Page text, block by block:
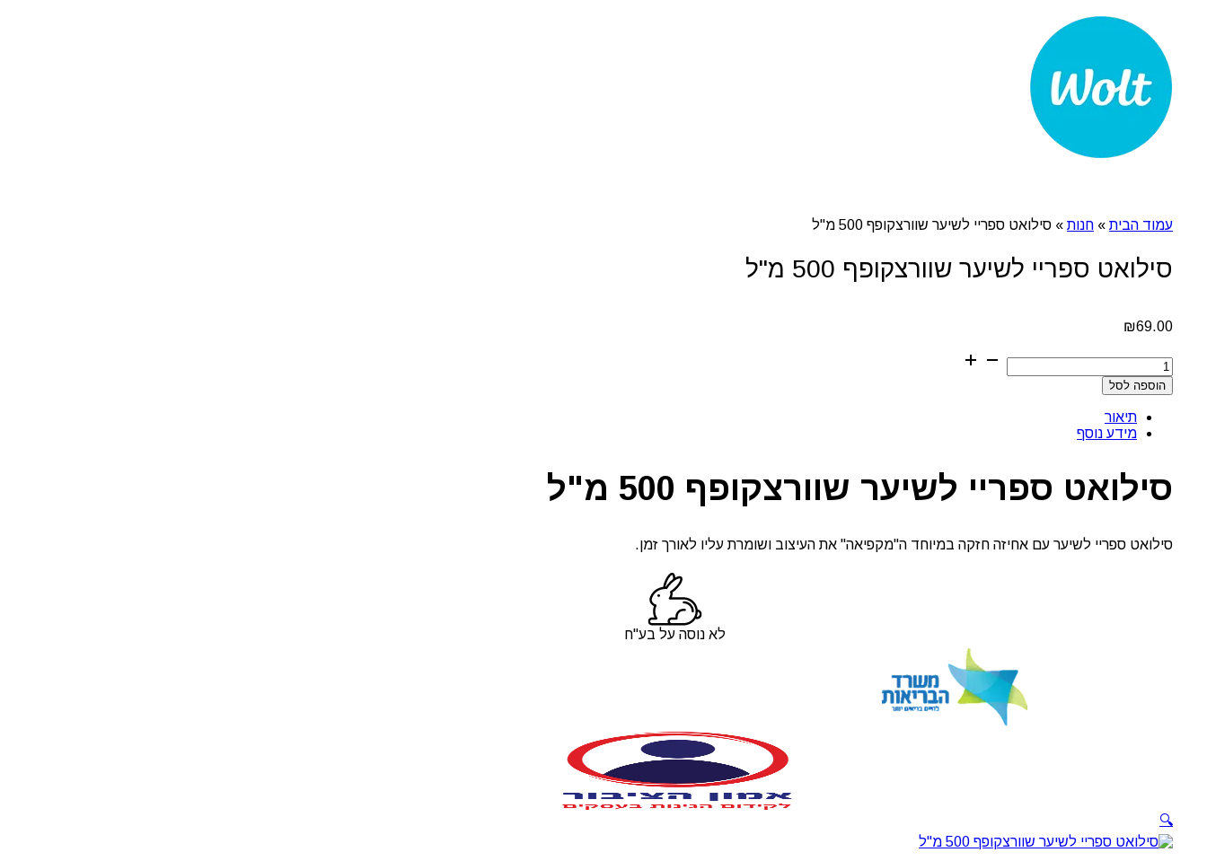
עמוד הבית » חנות » סילואט ספריי לשיער שוורצקופף 500 מ"ל
סילואט ספריי לשיער שוורצקופף 500 מ"ל
₪69.00
כמות
של
סילואט
לשיער
שוורצקופף
הוספה לסל
תיאור
מידע נוסף
סילואט ספריי לשיער שוורצקופף 500 מ"ל
סילואט ספריי לשיער עם אחיזה חזקה במיוחד ה"מקפיאה" את העיצוב ושומרת עליו לאורך זמן.
לא נוסה על בע"ח
🔍